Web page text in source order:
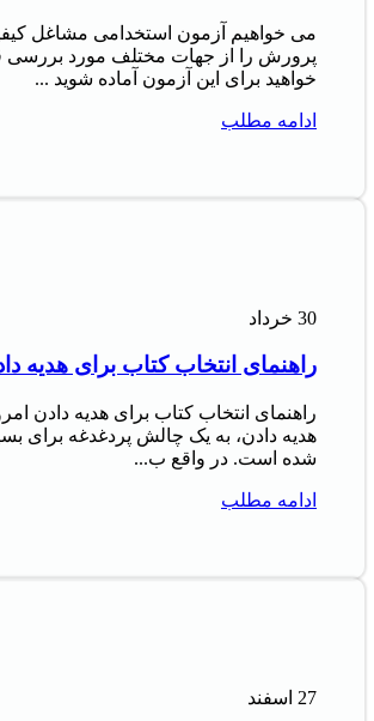
می خواهیم آزمون استخدامی مشاغل
پرورش را از جهات مختلف مورد بررسی
خواهید برای این آزمون آماده شوید ...
ادامه مطلب
30 خرداد
راهنمای انتخاب کتاب برای هدیه
راهنمای انتخاب کتاب برای هدیه دادن
هدیه دادن، به یک چالش پردغدغه برای
شده است. در واقع ب...
ادامه مطلب
27 اسفند